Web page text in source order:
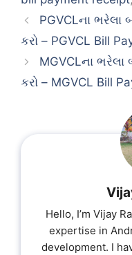
PGVCLના ભરેલા
કરો – PGVCL Bill
MGVCLના ભરેલા
કરો – MGVCL Bill
Hello, I’m Vijay
expertise in
development. I